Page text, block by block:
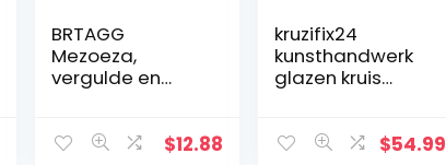
BRTAGG
Mezoeza,
vergulde en
$12.88
kruzifix24
kunsthandwerk
glazen kruis
blauw
$54.99